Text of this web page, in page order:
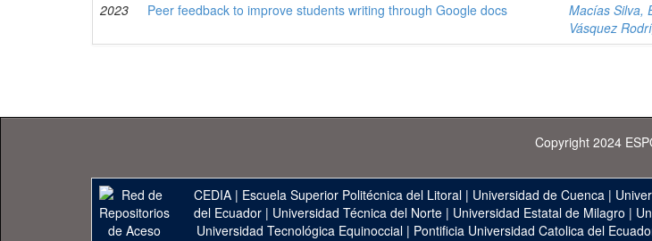
2023 Peer feedback to improve students writing through Google docs Macías Silva,
Vásquez
Copyright 2024
CEDIA | Escuela Superior Politécnica del Litoral | Universidad de Cuenca |
del Ecuador| Universidad Técnica del Norte| Universidad Estatal de Milagro |
Universidad Tecnológica Equinoccial| Pontificia Universidad Catolica del